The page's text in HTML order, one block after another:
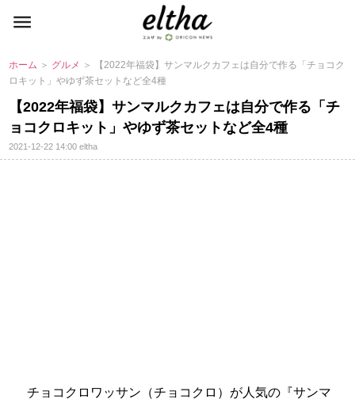
ホーム ＞ グルメ ＞ 【2022年福袋】サンマルクカフェは自分で作る「チョコク
ロキット」やゆず茶セットなど全4種
【2022年福袋】サンマルクカフェは自分で作る「チ
ョコクロキット」やゆず茶セットなど全4種
2021-12-22 14:00eltha
チョコクロワッサン（チョコクロ）が人気の『サンマ